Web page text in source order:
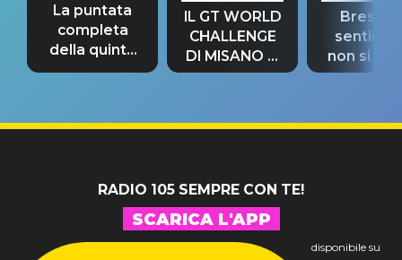
La puntata
completa
della quinta
tappa
IL GT WORLD
CHALLENGE
DI MISANO si
riconferma
Bresh:
non si
fino alla
RADIO 105 SEMPRE CON TE!
SCARICA L'APP
disponibile su